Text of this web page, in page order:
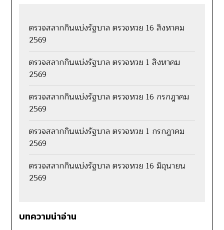
ตรวจสลากกินแบ่งรัฐบาล ตรวจหวย 16 สิงหาคม
2569
ตรวจสลากกินแบ่งรัฐบาล ตรวจหวย 1 สิงหาคม
2569
ตรวจสลากกินแบ่งรัฐบาล ตรวจหวย 16 กรกฎาคม
2569
ตรวจสลากกินแบ่งรัฐบาล ตรวจหวย 1 กรกฎาคม
2569
ตรวจสลากกินแบ่งรัฐบาล ตรวจหวย 16 มิถุนายน
2569
บทความน่าอ่าน